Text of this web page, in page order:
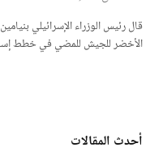
قال رئيس الوزراء الإسرائيلي
الأخضر للجيش للمضي في خطط
أحدث المقالات